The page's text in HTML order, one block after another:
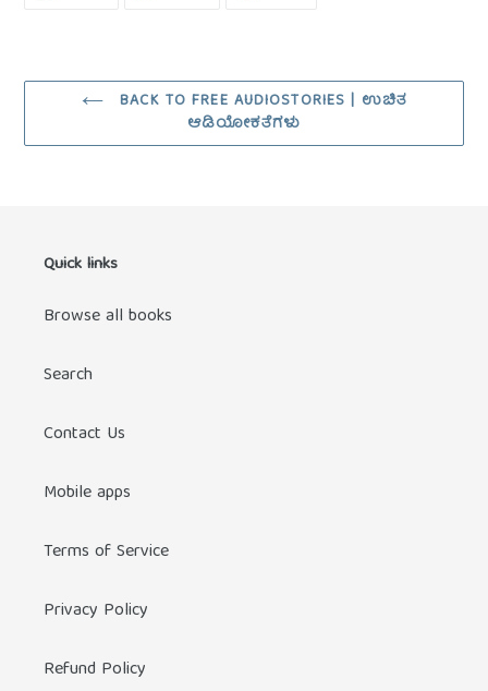
BACK TO FREE AUDIOSTORIES | ಉಚಿತ
ಆಡಿಯೋಕತೆಗಳು
Quick links
Browse all books
Search
Contact Us
Mobile apps
Terms of Service
Privacy Policy
Refund Policy